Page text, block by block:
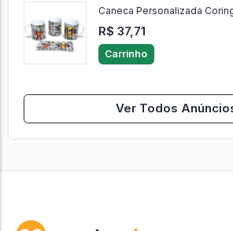
Caneca Personalizada
R$ 37,71
Carrinho
Ver Todos